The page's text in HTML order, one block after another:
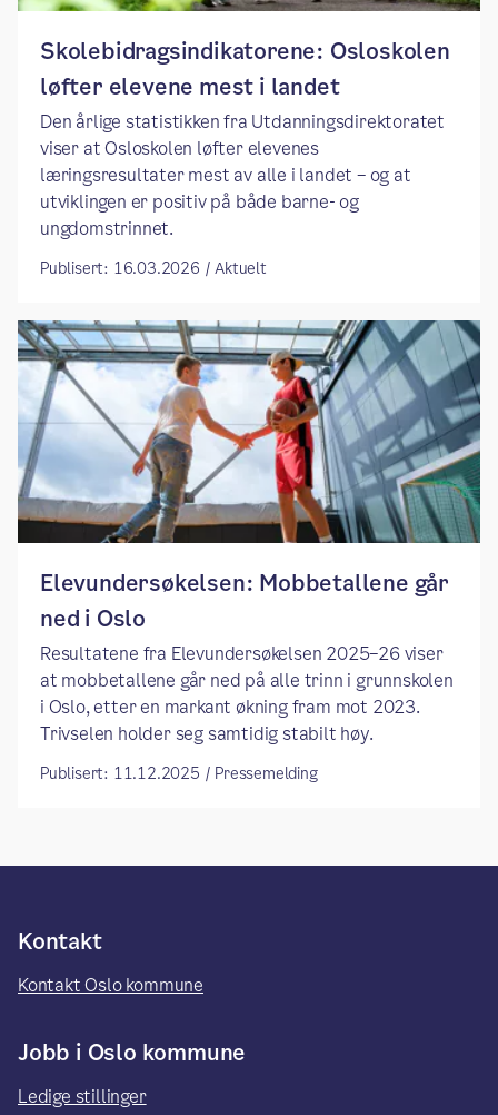
Skolebidragsindikatorene: Osloskolen
løfter elevene mest i landet
Den årlige statistikken fra Utdanningsdirektoratet
viser at Osloskolen løfter elevenes
læringsresultater mest av alle i landet – og at
utviklingen er positiv på både barne- og
ungdomstrinnet.
Publisert: 16.03.2026 / Aktuelt
Elevundersøkelsen: Mobbetallene går
ned i Oslo
Resultatene fra Elevundersøkelsen 2025–26 viser
at mobbetallene går ned på alle trinn i grunnskolen
i Oslo, etter en markant økning fram mot 2023.
Trivselen holder seg samtidig stabilt høy.
Publisert: 11.12.2025 / Pressemelding
Kontakt
Kontakt Oslo kommune
Jobb i Oslo kommune
Ledige stillinger